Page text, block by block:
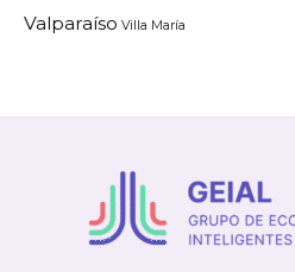
Valparaíso Villa María